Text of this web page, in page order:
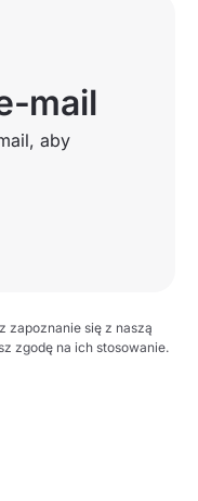
mail
aby
zapoznanie się z naszą
zgodę na ich stosowanie.